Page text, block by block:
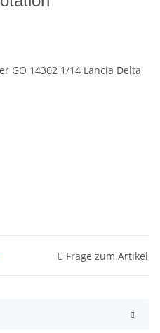
GO 14302 1/14 Lancia Delta
Frage zum Artikel